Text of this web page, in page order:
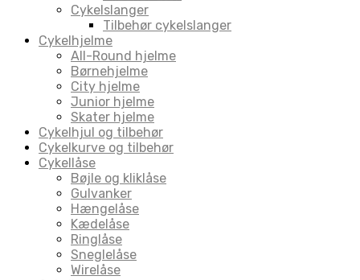
Cykelslanger
Tilbehør cykelslanger
Cykelhjelme
All-Round hjelme
Børnehjelme
City hjelme
Junior hjelme
Skater hjelme
Cykelhjul og tilbehør
Cykelkurve og tilbehør
Cykellåse
Bøjle og kliklåse
Gulvanker
Hængelåse
Kædelåse
Ringlåse
Sneglelåse
Wirelåse